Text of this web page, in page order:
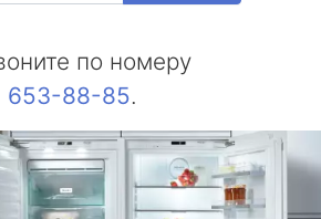
по номеру
653-88-85.